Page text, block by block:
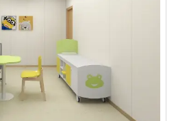
。我司售后服务中心负责处理客户
、亲善回访等。三年保固期内，除
无法正常使用，厂家将给予换货。
可以在盒子上印上您的徽标。
何？
专业的质量检测中心，对原材料进
的才能生产。专业的QC团队拥有
和包装进行测试。我们将在整个批
。我们保证客户对我们**产品